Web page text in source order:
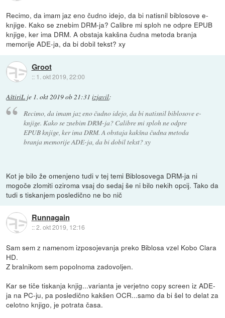
Recimo, da imam jaz eno čudno idejo, da bi natisnil biblosove e-
knjige. Kako se znebim DRM-ja? Calibre mi sploh ne odpre EPUB
knjige, ker ima DRM. A obstaja kakšna čudna metoda branja
memorije ADE-ja, da bi dobil tekst? xy
Groot
:: 1. okt 2019, 22:00
AštiriL je 1. okt 2019 ob 21:31 izjavil:
Recimo, da imam jaz eno čudno idejo, da bi natisnil biblosove e-
knjige. Kako se znebim DRM-ja? Calibre mi sploh ne odpre
EPUB knjige, ker ima DRM. A obstaja kakšna čudna metoda
branja memorije ADE-ja, da bi dobil tekst? xy
Kot je bilo že omenjeno tudi v tej temi Biblosovega DRM-ja ni
mogoče zlomiti oziroma vsaj do sedaj še ni bilo nekih opcij. Tako da
tudi s tiskanjem posledično ne bo nič
Runnagain
::2. okt 2019, 12:16
Sam sem z namenom izposojevanja preko Biblosa vzel Kobo Clara
HD.
Z bralnikom sem popolnoma zadovoljen.
Kar se tiče tiskanja knjig...varianta je verjetno copy screen iz ADE-
ja na PC-ju, pa posledično kakšen OCR...samo da bi šel to delat za
celotno knjigo, je potrata časa.